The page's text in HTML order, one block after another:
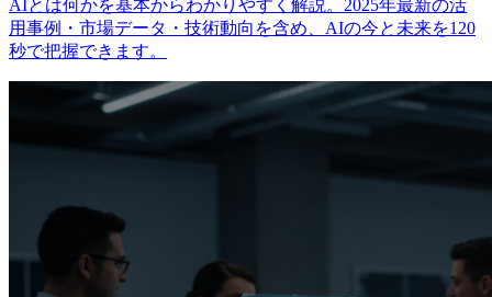
AIとは何かを基本からわかりやすく解説。2025年最新の活
用事例・市場データ・技術動向を含め、AIの今と未来を120
秒で把握できます。